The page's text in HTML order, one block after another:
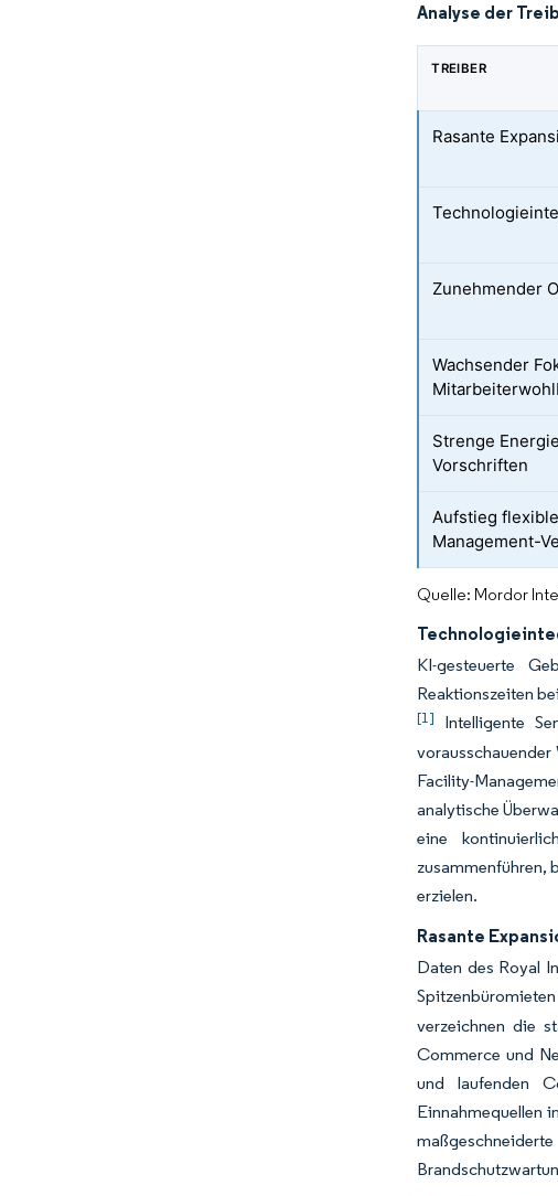
Analyse der
TREIBER
Rasante
Zunehmender
Wachsender
Strenge
Vorschriften
Aufstieg
Management-
Quelle: Mordor
KI-gesteuerte
Reaktionszeiten
[1]
Intelligente
Facility-
analytische
eine
zusammenführen,
erzielen.
Rasante
Daten des Royal
verzeichnen die
Commerce und
und laufenden
Einnahmequellen